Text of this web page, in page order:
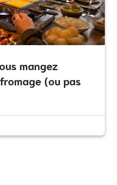
mangez
(ou pas